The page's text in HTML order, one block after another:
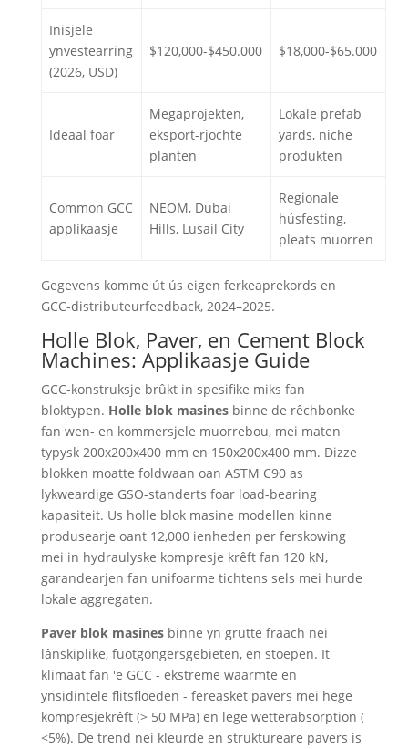
Inisjele
ynvestearring
(2026, USD)
$120,000-$450.000 $18,000-$65.000
Ideaal foar
Megaprojekten,
eksport-rjochte
planten
Lokale prefab
yards, niche
produkten
Common GCC
applikaasje
NEOM, Dubai
Hills, Lusail City
Regionale
húsfesting,
pleats muorren
Gegevens komme út ús eigen ferkeaprekords en
GCC-distributeurfeedback, 2024–2025.
Holle Blok, Paver, en Cement Block
Machines: Applikaasje Guide
GCC-konstruksje brûkt in spesifike miks fan
bloktypen. Holle blok masines binne de rêchbonke
fan wen- en kommersjele muorrebou, mei maten
typysk 200x200x400 mm en 150x200x400 mm. Dizze
blokken moatte foldwaan oan ASTM C90 as
lykweardige GSO-standerts foar load-bearing
kapasiteit. Us holle blok masine modellen kinne
produsearje oant 12,000 ienheden per ferskowing
mei in hydraulyske kompresje krêft fan 120 kN,
garandearjen fan unifoarme tichtens sels mei hurde
lokale aggregaten.
Paver blok masines binne yn grutte fraach nei
lânskiplike, fuotgongersgebieten, en stoepen. It
klimaat fan 'e GCC - ekstreme waarmte en
ynsidintele flitsfloeden - fereasket pavers mei hege
kompresjekrêft (> 50 MPa) en lege wetterabsorption (
<5%). De trend nei kleurde en struktureare pavers is